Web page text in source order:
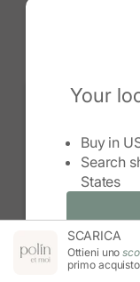
Your
Buy in
Search
States
Change
SCARICA
Ottieni uno
primo acquisto